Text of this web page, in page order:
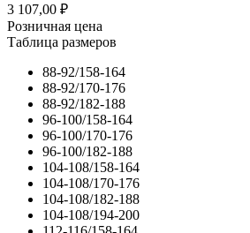
3 107,00 ₽
Розничная цена
Таблица размеров
88-92/158-164
88-92/170-176
88-92/182-188
96-100/158-164
96-100/170-176
96-100/182-188
104-108/158-164
104-108/170-176
104-108/182-188
104-108/194-200